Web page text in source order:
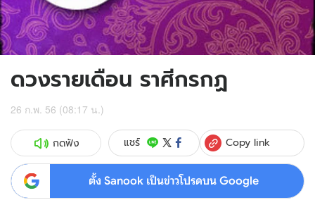
ดวงรายเดือน ราศีกรกฏ
26 ก.พ. 56 (08:17 น.)
กดฟัง แชร์ Copy link
ตั้ง Sanook เป็นข่าวโปรดบน Google